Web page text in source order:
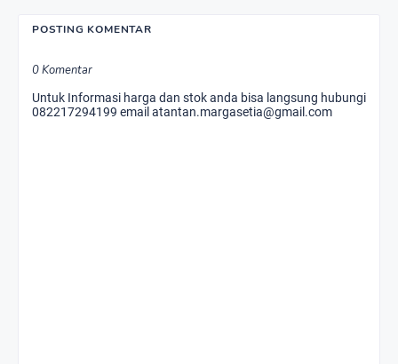
POSTING KOMENTAR
0 Komentar
Untuk Informasi harga dan stok anda bisa langsung hubungi
082217294199 email atantan.margasetia@gmail.com